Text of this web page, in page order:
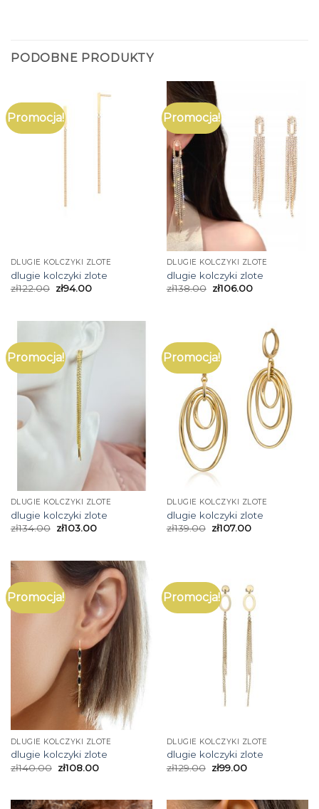
PODOBNE PRODUKTY
Promocja!
DLUGIE KOLCZYKI ZLOTE
dlugie kolczyki zlote
zł122.00 zł94.00
Promocja!
DLUGIE KOLCZYKI ZLOTE
dlugie kolczyki zlote
zł138.00 zł106.00
Promocja!
DLUGIE KOLCZYKI ZLOTE
dlugie kolczyki zlote
zł134.00 zł103.00
Promocja!
DLUGIE KOLCZYKI ZLOTE
dlugie kolczyki zlote
zł139.00 zł107.00
Promocja!
DLUGIE KOLCZYKI ZLOTE
dlugie kolczyki zlote
zł140.00 zł108.00
Promocja!
DLUGIE KOLCZYKI ZLOTE
dlugie kolczyki zlote
zł129.00 zł99.00